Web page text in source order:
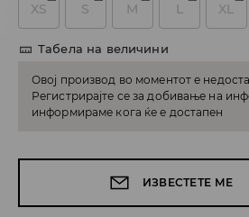
XS S M L XL
Табела на величини
Овој производ во моментот е
Регистрирајте се за добивање на
информираме кога ќе е достапен
ИЗВЕСТЕТЕ МЕ